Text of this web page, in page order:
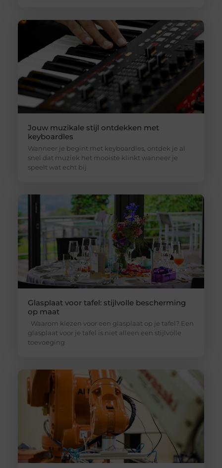
Jouw muzikale stijl ontdekken met
keyboardles
Wanneer je begint met keyboardles, ontdek je al
snel dat muziek het mooiste klinkt wanneer je
speelt wat echt bij
Glasplaat voor tafel: stijlvolle bescherming
op maat
Waarom kiezen voor een glasplaat op je tafel? Een
glasplaat voor je tafel is niet alleen een stijlvolle
toevoeging